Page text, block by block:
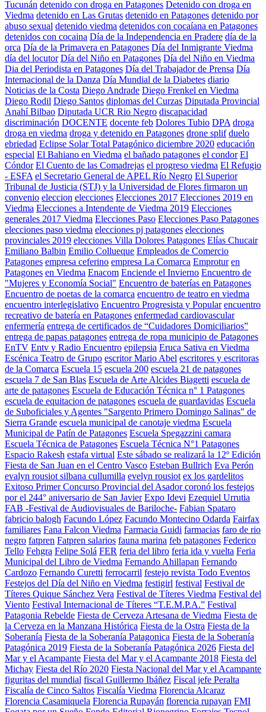
Tucunán detenido con droga en Patagones Detenido con droga en
Viedma detenido en Las Grutas detenido en Patagones detenido por
abuso sexual detenido viedma detenidos con cocaíana en Patagones
detenidos con cocaina Día de la Independencia en Pradere día de la
orca Día de la Primavera en Patagones Día del Inmigrante Viedma
día del locutor Día del Niño en Patagones Día del Niño en Viedma
Dia del Periodista en Patagones Día del Trabajador de Prensa Día
Internacional de la Danza Día Mundial de la Diabetes diario
Noticias de la Costa Diego Andrade Diego Frenkel en Viedma
Diego Rodil Diego Santos diplomas del Curzas Diputada Provincial
Anahí Bilbao Diputada UCR Rio Negro discapacidad
discriminación DOCENTE docente feb Dolores Tubio DPA droga
droga en viedma droga y detenido en Patagones drone splif duelo
ebriedad Eclipse Solar Total Patagónico diciembre 2020 educación
especial El Bahiano en Viedma el bañado patagones el condor El
Cóndor El Cuento de las Comadrejas el progreso viedma El Refugio
- ESFA el Secretario General de APEL Río Negro El Superior
Tribunal de Justicia (STJ) y la Universidad de Flores firmaron un
convenio eleccion elecciones Elecciones 2017 Elecciones 2019 en
Viedma Elecciones a Intendente de Viedma 2019 Elecciones
generales 2017 Viedma Elecciones Paso Elecciones Paso Patagones
elecciones paso viedma elecciones pj patagones elecciones
provinciales 2019 elecciones Villa Dolores Patagones Elías Chucair
Emiliano Balbin Emilio Collueque Empleados de Comercio
Patagones empresa ceferino empresa La Comarca Emprotur en
Patagones en Viedma Enacom Enciende el Invierno Encuentro de
"Mujeres y Economía Social" Encuentro de baterías en Patagones
Encuentro de poetas de la comarca encuentro de teatro en viedma
encuentro interlegislativo Encuentro Progresista y Popular encuentro
recreativo de batería en Patagones enfermedad cardiovascular
enfermería entrega de certificados de “Cuidadores Domiciliarios”
entrega de papas patagones entrega de ropa municipio de Patagones
EnTV Entv y Radio Encuentro epilepsia Eruca Sativa en Viedma
Escénica Teatro de Grupo escritor Mario Abel escritores y escritoras
de la Comarca Escuela 15 escuela 200 escuela 21 de patagones
escuela 7 de San Blas Escuela de Arte Alcides Biagetti escuela de
arte de patagones Escuela de Educación Técnica n° 1 Patagones
escuela de equitacion de patagones escuela de guardavidas Escuela
de Suboficiales y Agentes "Sargento Primero Domingo Salinas" de
Sierra Grande escuela municipal de canotaje viedma Escuela
Municipal de Patín de Patagones Escuela Spegazzini camara
Escuela Técnica de Patagones Escuela Técnica N°1 Patagones
Espacio Rakesh estafa virtual Este sábado se realizará la 12º Edición
Fiesta de San Juan en el Centro Vasco Esteban Bullrich Eva Perón
evalyn rousiot silbana cullumilla evelyn rousiot ex los gardelitos
Exitoso Primer Concurso Provincial del Asador coronó los festejos
por el 244° aniversario de San Javier Expo Idevi Ezequiel Urrutia
FAB -Festival de Audiovisuales de Bariloche- Fabian Spataro
fabricio balogh Facundo López Facundo Montecino Odarda Fairfax
familiares Fana Falcon Viedma Farmacia Guidi farmacias faro de rio
negro fatpren Fatpren salarios fauna marina feb patagones Federico
Tello Fehgra Felipe Solá FER feria del libro feria ida y vuelta Feria
Municipal del Libro de Viedma Fernando Ahillapan Fernando
Cardozo Fernando Curetti ferrocarril festejo revista Todo Eventos
Festejos del Día del Niño en Viedma festigirl festival Festival de
Títeres Quique Sánchez Vera Festival de Títeres Viedma Festival del
Viento Festival Internacional de Títeres “T.E.M.P.A.” Festival
Patagonia Rebelde Fiesta de Cerveza Artesana de Viedma Fiesta de
la Cerveza en la Manzana Histórica Fiesta de la Ostra Fiesta de la
Soberanía Fiesta de la Soberanía Patagonica Fiesta de la Soberanía
Patagónica 2019 Fiesta de la Soberanía Patagónica 2026 Fiesta del
Mar y el Acampante Fiesta del Mar y el Acampante 2018 Fiesta del
Michay Fiesta del Río 2020 Fiesta Nacional del Mar y el Acampante
figuritas del mundial fiscal Guillermo Ibáñez Fiscal jefe Peralta
Fiscalía de Cinco Saltos Fiscalía Viedma Florencia Alcaraz
Florencia Casamiquela Florencia Rupayán florencia rupayan FMI